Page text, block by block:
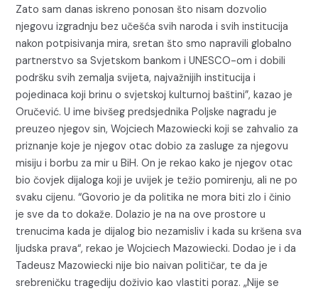
Zato sam danas iskreno ponosan što nisam dozvolio
njegovu izgradnju bez učešća svih naroda i svih institucija
nakon potpisivanja mira, sretan što smo napravili globalno
partnerstvo sa Svjetskom bankom i UNESCO-om i dobili
podršku svih zemalja svijeta, najvažnijih institucija i
pojedinaca koji brinu o svjetskoj kulturnoj baštini”, kazao je
Oručević. U ime bivšeg predsjednika Poljske nagradu je
preuzeo njegov sin, Wojciech Mazowiecki koji se zahvalio za
priznanje koje je njegov otac dobio za zasluge za njegovu
misiju i borbu za mir u BiH. On je rekao kako je njegov otac
bio čovjek dijaloga koji je uvijek je težio pomirenju, ali ne po
svaku cijenu. “Govorio je da politika ne mora biti zlo i činio
je sve da to dokaže. Dolazio je na na ove prostore u
trenucima kada je dijalog bio nezamisliv i kada su kršena sva
ljudska prava“, rekao je Wojciech Mazowiecki. Dodao je i da
Tadeusz Mazowiecki nije bio naivan političar, te da je
srebreničku tragediju doživio kao vlastiti poraz. „Nije se